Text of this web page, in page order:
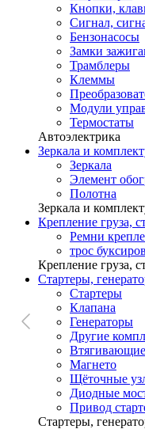
Кнопки,
Сигнал,
Бензонасосы
Замки
Трамблеры
Клеммы
Модули
Термостаты
Автоэлектрика
Зеркала и
Зеркала
Элемент
Полотна
Зеркала и
Крепление груза,
Ремни
трос
Крепление груза,
Стартеры,
Стартеры
Клапана
Генераторы
Другие
Магнето
Щёточные
Диодные
Привод
Стартеры,